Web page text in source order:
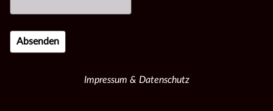
Impressum & Datenschutz